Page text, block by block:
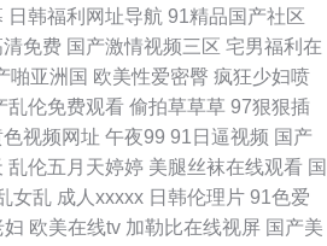
日韩福利网址导航 91精品国产社区
免费 国产激情视频三区 宅男福利在
啪亚洲国 欧美性爱密臀 疯狂少妇喷
乱伦免费观看 偷拍草草草 97狠狠插
视频网址 午夜99 91日逼视频 国产
乱伦五月天婷婷 美腿丝袜在线观看 国
女乱 成人xxxxx 日韩伦理片 91色爱
妇 欧美在线tv 加勒比在线视屏 国产美